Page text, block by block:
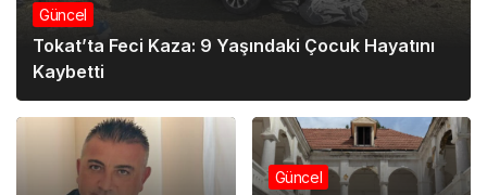
Güncel
Tokat’ta Feci Kaza: 9 Yaşındaki Çocuk Hayatını
Kaybetti
Güncel